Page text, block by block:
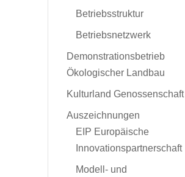
Betriebsstruktur
Betriebsnetzwerk
Demonstrationsbetrieb
Ökologischer Landbau
Kulturland Genossenschaft
Auszeichnungen
EIP Europäische
Innovationspartnerschaft
Modell- und